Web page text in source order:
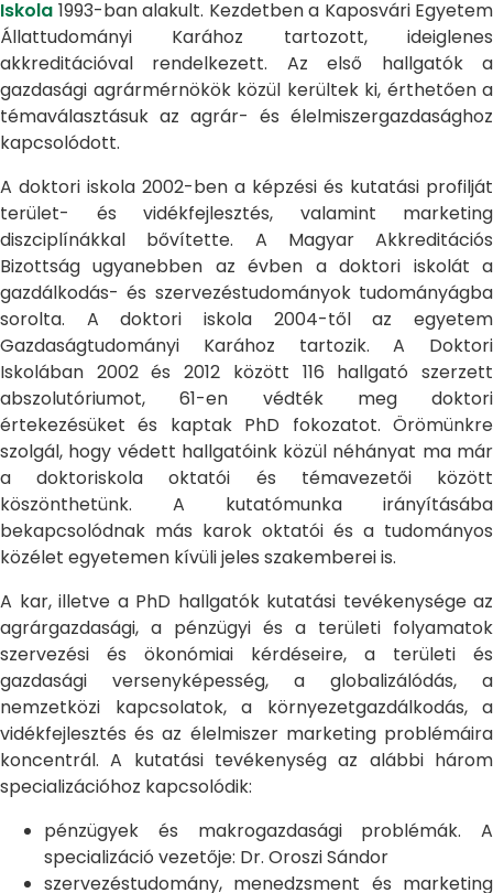
Iskola 1993-ban alakult. Kezdetben a Kaposvári Egyetem
Állattudományi Karához tartozott, ideiglenes
akkreditációval rendelkezett. Az első hallgatók a
gazdasági agrármérnökök közül kerültek ki, érthetően a
témaválasztásuk az agrár- és élelmiszergazdasághoz
kapcsolódott.
A doktori iskola 2002-ben a képzési és kutatási profilját
terület- és vidékfejlesztés, valamint marketing
diszciplínákkal bővítette. A Magyar Akkreditációs
Bizottság ugyanebben az évben a doktori iskolát a
gazdálkodás- és szervezéstudományok tudományágba
sorolta. A doktori iskola 2004-től az egyetem
Gazdaságtudományi Karához tartozik. A Doktori
Iskolában 2002 és 2012 között 116 hallgató szerzett
abszolutóriumot, 61-en védték meg doktori
értekezésüket és kaptak PhD fokozatot. Örömünkre
szolgál, hogy védett hallgatóink közül néhányat ma már
a doktoriskola oktatói és témavezetői között
köszönthetünk. A kutatómunka irányításába
bekapcsolódnak más karok oktatói és a tudományos
közélet egyetemen kívüli jeles szakemberei is.
A kar, illetve a PhD hallgatók kutatási tevékenysége az
agrárgazdasági, a pénzügyi és a területi folyamatok
szervezési és ökonómiai kérdéseire, a területi és
gazdasági versenyképesség, a globalizálódás, a
nemzetközi kapcsolatok, a környezetgazdálkodás, a
vidékfejlesztés és az élelmiszer marketing problémáira
koncentrál. A kutatási tevékenység az alábbi három
specializációhoz kapcsolódik:
pénzügyek és makrogazdasági problémák. A
specializáció vezetője: Dr. Oroszi Sándor
szervezéstudomány, menedzsment és marketing